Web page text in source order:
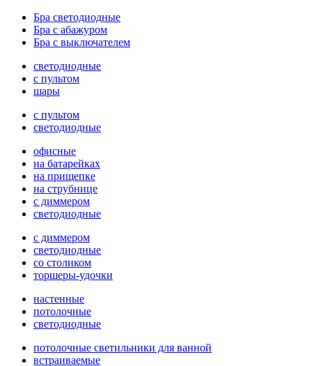
Бра светодиодные
Бра с абажуром
Бра с выключателем
светодиодные
с пультом
шары
с пультом
светодиодные
офисные
на батарейках
на прищепке
на струбнице
с диммером
светодиодные
с диммером
светодиодные
со столиком
торшеры-удочки
настенные
потолочные
светодиодные
потолочные светильники для ванной
встраиваемые